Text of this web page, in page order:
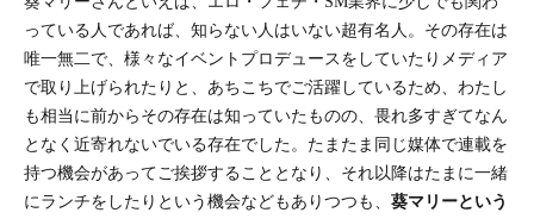
っている人であれば、知らない人はいない超有名人。その存在は
唯一無二で、様々なイベントプロデュースをしていたりメディア
で取り上げられたりと、あちこちでご活躍しているため、わたし
も相当に前からその存在は知っていたものの、畏れ多すぎてなん
となく近寄れないでいる存在でした。たまたま同じ媒体で連載を
持つ機会があってご挨拶することとなり、それ以降はたまに一緒
にランチをしたりという機会などもありつつも、 葵マリーという